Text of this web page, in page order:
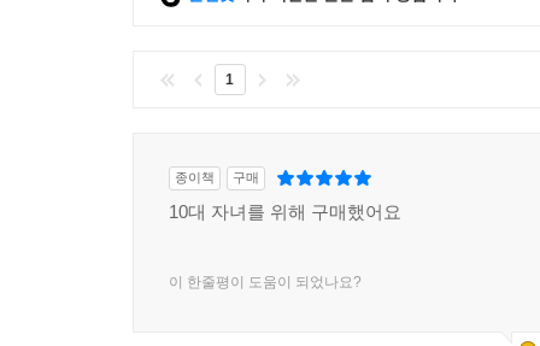
1
종이책 구매
10대 자녀를 위해 구매했어요
이 한줄평이 도움이 되었나요?